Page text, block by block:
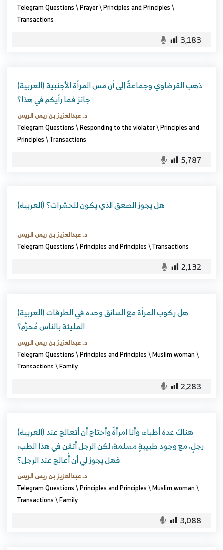
Telegram Questions\Prayer\Principles and Principles\
Transactions
3,183
(العربية) ذهب القرضاوي وجماعةٌ إلى أن مس المرأة الأجنبية
جائز فما رأيكم في هذا؟
د. عبدالعزيز بن ريس الريس
Telegram Questions\Responding to the violator\Principles and
Principles\Transactions
5,787
(العربية) هل يجوز الصعق الذي يكون للحشرات؟
د. عبدالعزيز بن ريس الريس
Telegram Questions\Principles and Principles\Transactions
2,132
(العربية) هل ركوب المرأة مع السائق وحده في الطرقات
المليئة بالناس مُحرَّم؟
د. عبدالعزيز بن ريس الريس
Telegram Questions\Principles and Principles\Muslim woman\
Transactions\Family
2,283
(العربية) هناك عدة أطباء، وأنا امرأةٌ وأحتاج أن أتعالج عند
رجلٍ، مع وجود طبيبةٍ مسلمة، لكن الرجل أتقن في هذا الطب،
فهل يجوز لي أن أُعالج عند الرجل؟
د. عبدالعزيز بن ريس الريس
Telegram Questions\Principles and Principles\Muslim woman\
Transactions\Family
3,088